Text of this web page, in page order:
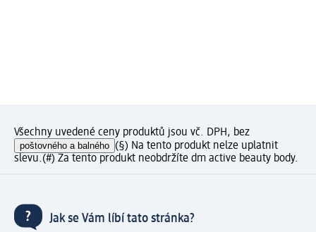
Všechny uvedené ceny produktů jsou vč. DPH, bez
poštovného a balného (§) Na tento produkt nelze uplatnit
slevu.(#) Za tento produkt neobdržíte dm active beauty body.
Jak se Vám líbí tato stránka?